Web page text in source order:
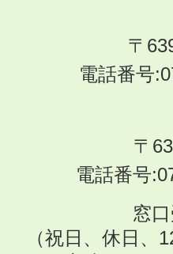
〒
電話番号
〒
電話番号
窓
（祝日、休日